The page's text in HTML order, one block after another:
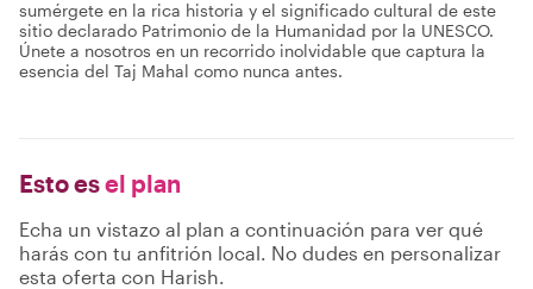
sumérgete en la rica historia y el significado cultural de este
sitio declarado Patrimonio de la Humanidad por la UNESCO.
Únete a nosotros en un recorrido inolvidable que captura la
esencia del Taj Mahal como nunca antes.
Esto esel plan
Echa un vistazo al plan a continuación para ver qué
harás con tu anfitrión local. No dudes en personalizar
esta oferta con Harish.